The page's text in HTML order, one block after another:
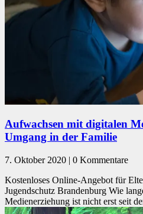
Aufwachsen mit digitalen
Umgang in der Familie
7. Oktober 2020 | 0 Kommentare
Kostenloses Online-Angebot für
Jugendschutz Brandenburg Wie
Medienerziehung ist nicht erst seit